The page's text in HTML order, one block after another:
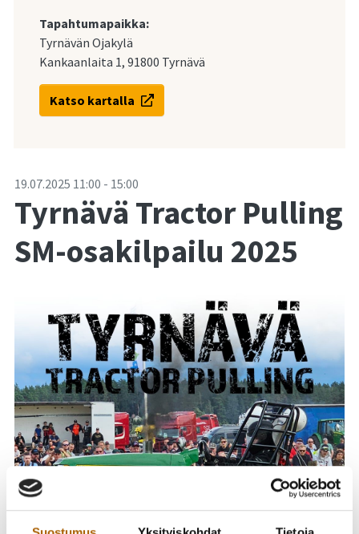
Tapahtumapaikka:
Tyrnävän Ojakylä
Kankaanlaita 1, 91800 Tyrnävä
Katso kartalla
-19.07.2025 11:00 - 15:00
Tyrnävä Tractor Pulling
SM-osakilpailu 2025